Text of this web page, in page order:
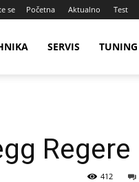
se Početna Aktualno Test
SERVIS TUNING
Regere
412